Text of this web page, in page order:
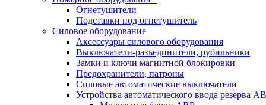
Огнетушители
Подставки под огнетушитель
Силовое оборудование
Аксессуары силового оборудования
Выключатели-разъединители, рубильники
Замки и ключи магнитной блокировки
Предохранители, патроны
Силовые автоматические выключатели
Устройства автоматического ввода резерва